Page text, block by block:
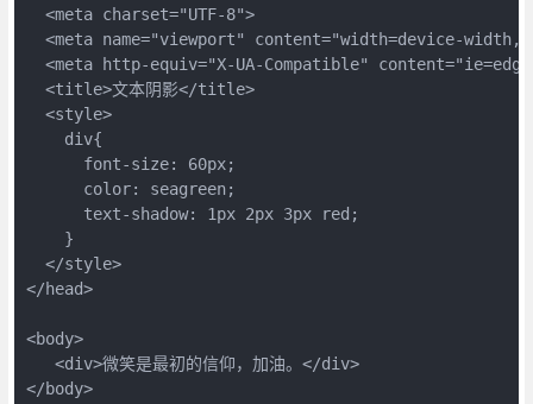
  <meta charset="UTF-8">
<meta name="viewport" content="width=device-width,
<meta http-equiv="X-UA-Compatible"
  <title>文本阴影</title>
  <style>
    div{
      font-size: 60px;
      color: seagreen;
      text-shadow: 1px 2px 3px red;
    }
  </style>
</head>
<body>
   <div>微笑是最初的信仰，加油。</div>
</body>